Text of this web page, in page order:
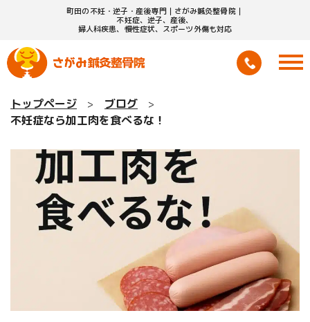
町田の不妊・逆子・産後専門｜さがみ鍼灸整骨院｜
不妊症、逆子、産後、
婦人科疾患、慢性症状、スポーツ外傷も対応
トップページ
ブログ
不妊症なら加工肉を食べるな！